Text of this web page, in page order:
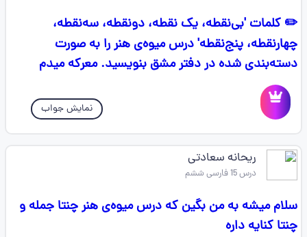
✏️ کلمات 'بی‌نقطه، یک نقطه، دونقطه، سه‌نقطه،
چهارنقطه، پنج‌نقطه' درس میوه‌ی هنر را به صورت
دسته‌بندی شده در دفتر مشق بنویسید. معرکه میدم
نمایش جواب
ریحانه سعادتی
درس 15 فارسی ششم
سلام میشه به من بگین که درس میوه‌ی هنر چنتا جمله و
چنتا کنایه داره